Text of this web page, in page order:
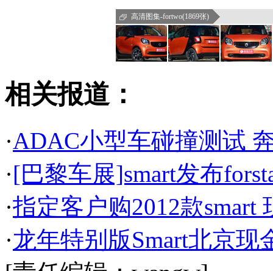
高清图集-fortwo(1869张)
相关报道：
·ADAC小型车碰撞测试
·[巴黎车展]smart发布
·指定客户购2012款smart
·龙年特别版Smart北京现